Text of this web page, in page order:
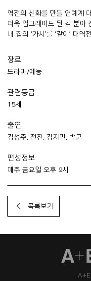
역전의 신화를 만들 연예계
더욱 업그레이드 된 각 분야
내 집의 ‘가치’를 ‘같이’ 대역
장르
드라마/예능
관련등급
15세
출연
김성주, 전진, 김지민, 박군
편성정보
매주 금요일 오후 9시
목록보기